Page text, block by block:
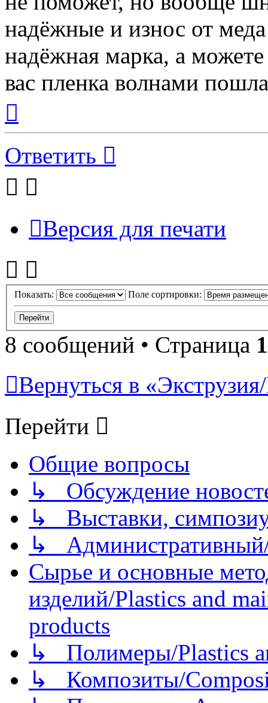
надёжные и износ от
надёжная марка, а
вас пленка волнами
началу
Ответить
Версия для печати
Показать: Поле сортировки:
8 сообщений • Страница 1
Вернуться в
Перейти
Общие вопросы
↳ Обсуждение
↳ Выставки,
↳
Сырье и основные
изделий/Plastics and
products
↳ Полимеры/Plastics
↳ Композиты/